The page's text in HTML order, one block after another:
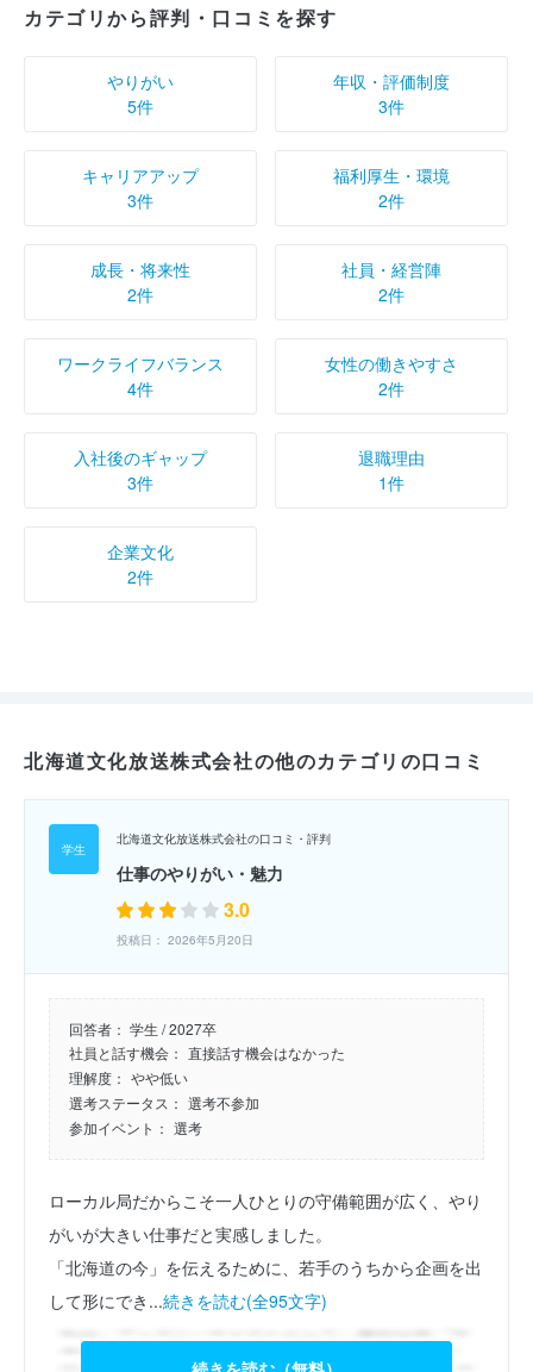
カテゴリから評判・口コミを探す
やりがい
5件
年収・評価制度
3件
キャリアアップ
3件
福利厚生・環境
2件
成長・将来性
2件
社員・経営陣
2件
ワークライフバランス
4件
女性の働きやすさ
2件
入社後のギャップ
3件
退職理由
1件
企業文化
2件
北海道文化放送株式会社の他のカテゴリの口コミ
北海道文化放送株式会社の口コミ・評判
仕事のやりがい・魅力
3.0
投稿日： 2026年5月20日
回答者： 学生 / 2027卒
社員と話す機会： 直接話す機会はなかった
理解度： やや低い
選考ステータス： 選考不参加
参加イベント： 選考
ローカル局だからこそ一人ひとりの守備範囲が広く、やり
がいが大きい仕事だと実感しました。
「北海道の今」を伝えるために、若手のうちから企画を出
して形にでき...続きを読む(全95文字)